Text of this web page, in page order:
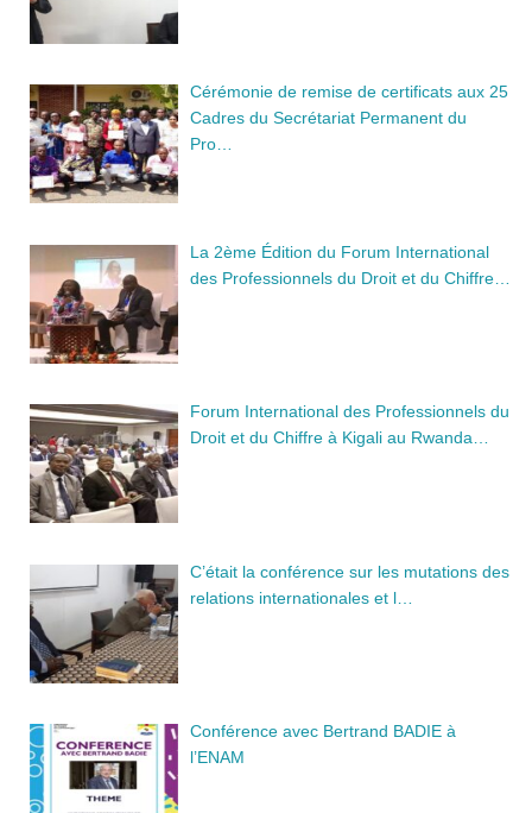
Cérémonie de remise de certificats aux 25
Cadres du Secrétariat Permanent du
Pro…
La 2ème Édition du Forum International
des Professionnels du Droit et du Chiffre…
Forum International des Professionnels du
Droit et du Chiffre à Kigali au Rwanda…
C’était la conférence sur les mutations des
relations internationales et l…
Conférence avec Bertrand BADIE à
l’ENAM